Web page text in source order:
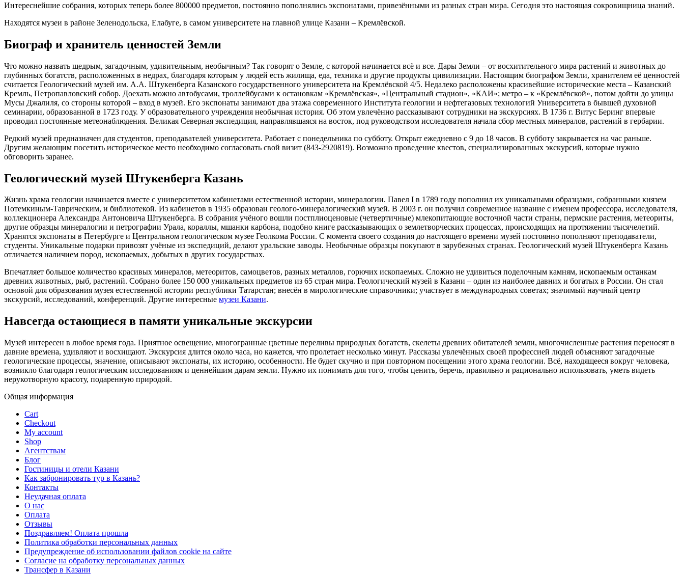
Интереснейшие собрания, которых теперь более 800000 предметов, постоянно пополнялись экспонатами, привезёнными из разных стран мира. Сегодня это настоящая сокровищница знаний.
Находятся музеи в районе Зеленодольска, Елабуге, в самом университете на главной улице Казани – Кремлёвской.
Биограф и хранитель ценностей Земли
Что можно назвать щедрым, загадочным, удивительным, необычным? Так говорят о Земле, с которой начинается всё и все. Дары Земли – от восхитительного мира растений и животных до
глубинных богатств, расположенных в недрах, благодаря которым у людей есть жилища, еда, техника и другие продукты цивилизации. Настоящим биографом Земли, хранителем её ценностей
считается Геологический музей им. А.А. Штукенберга Казанского государственного университета на Кремлёвской 4/5. Недалеко расположены красивейшие исторические места – Казанский
Кремль, Петропавловский собор. Доехать можно автобусами, троллейбусами к остановкам «Кремлёвская», «Центральный стадион», «КАИ»; метро – к «Кремлёвской», потом дойти до улицы
Мусы Джалиля, со стороны которой – вход в музей. Его экспонаты занимают два этажа современного Института геологии и нефтегазовых технологий Университета в бывшей духовной
семинарии, образованной в 1723 году. У образовательного учреждения необычная история. Об этом увлечённо рассказывают сотрудники на экскурсиях. В 1736 г. Витус Беринг впервые
проводил постоянные метеонаблюдения. Великая Северная экспедиция, направлявшаяся на восток, под руководством исследователя начала сбор местных минералов, растений в гербарии.
Редкий музей предназначен для студентов, преподавателей университета. Работает с понедельника по субботу. Открыт ежедневно с 9 до 18 часов. В субботу закрывается на час раньше.
Другим желающим посетить историческое место необходимо согласовать свой визит (843-2920819). Возможно проведение квестов, специализированных экскурсий, которые нужно
обговорить заранее.
Геологический музей Штукенберга Казань
Жизнь храма геологии начинается вместе с университетом кабинетами естественной истории, минералогии. Павел I в 1789 году пополнил их уникальными образцами, собранными князем
Потемкиным-Таврическим, и библиотекой. Из кабинетов в 1935 образован геолого-минералогический музей. В 2003 г. он получил современное название с именем профессора, исследователя,
коллекционера Александра Антоновича Штукенберга. В собрания учёного вошли постплиоценовые (четвертичные) млекопитающие восточной части страны, пермские растения, метеориты,
другие образцы минералогии и петрографии Урала, кораллы, мшанки карбона, подобно книге рассказывающих о землетворческих процессах, происходящих на протяжении тысячелетий.
Хранятся экспонаты в Петербурге и Центральном геологическом музее Геолкома России. С момента своего создания до настоящего времени музей постоянно пополняют преподаватели,
студенты. Уникальные подарки привозят учёные из экспедиций, делают уральские заводы. Необычные образцы покупают в зарубежных странах. Геологический музей Штукенберга Казань
отличается наличием пород, ископаемых, добытых в других государствах.
Впечатляет большое количество красивых минералов, метеоритов, самоцветов, разных металлов, горючих ископаемых. Сложно не удивиться поделочным камням, ископаемым останкам
древних животных, рыб, растений. Собрано более 150 000 уникальных предметов из 65 стран мира. Геологический музей в Казани – один из наиболее давних и богатых в России. Он стал
основой для образования музея естественной истории республики Татарстан; внесён в мирологические справочники; участвует в международных советах; значимый научный центр
экскурсий, исследований, конференций. Другие интересные музеи Казани.
Навсегда остающиеся в памяти уникальные экскурсии
Музей интересен в любое время года. Приятное освещение, многогранные цветные переливы природных богатств, скелеты древних обитателей земли, многочисленные растения переносят в
давние времена, удивляют и восхищают. Экскурсия длится около часа, но кажется, что пролетает несколько минут. Рассказы увлечённых своей профессией людей объясняют загадочные
геологические процессы, значение, описывают экспонаты, их историю, особенности. Не будет скучно и при повторном посещении этого храма геологии. Всё, находящееся вокруг человека,
возникло благодаря геологическим исследованиям и ценнейшим дарам земли. Нужно их понимать для того, чтобы ценить, беречь, правильно и рационально использовать, уметь видеть
нерукотворную красоту, подаренную природой.
Общая информация
Cart
Checkout
My account
Shop
Агентствам
Блог
Гостиницы и отели Казани
Как забронировать тур в Казань?
Контакты
Неудачная оплата
О нас
Оплата
Отзывы
Поздравляем! Оплата прошла
Политика обработки персональных данных
Предупреждение об использовании файлов cookie на сайте
Согласие на обработку персональных данных
Трансфер в Казани